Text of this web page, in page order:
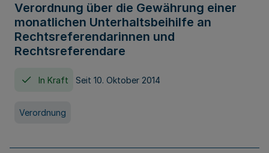
Verordnung über die Gewährung einer
monatlichen Unterhaltsbeihilfe an
Rechtsreferendarinnen und
Rechtsreferendare
In Kraft Seit 10. Oktober 2014
Verordnung